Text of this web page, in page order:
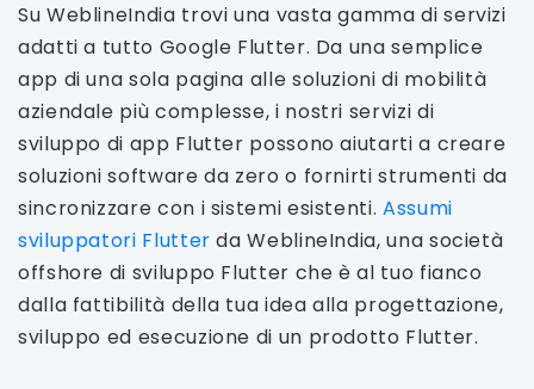
Su WeblineIndia trovi una vasta gamma di servizi
adatti a tutto Google Flutter. Da una semplice
app di una sola pagina alle soluzioni di mobilità
aziendale più complesse, i nostri servizi di
sviluppo di app Flutter possono aiutarti a creare
soluzioni software da zero o fornirti strumenti da
sincronizzare con i sistemi esistenti. Assumi
sviluppatori Flutter da WeblineIndia, una società
offshore di sviluppo Flutter che è al tuo fianco
dalla fattibilità della tua idea alla progettazione,
sviluppo ed esecuzione di un prodotto Flutter.